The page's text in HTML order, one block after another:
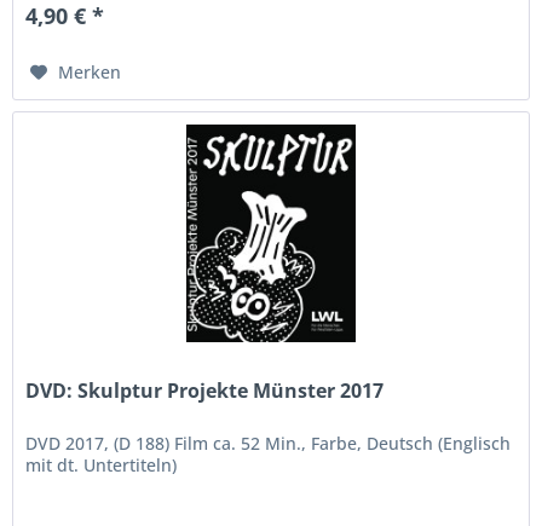
4,90 € *
Merken
DVD: Skulptur Projekte Münster 2017
DVD 2017, (D 188) Film ca. 52 Min., Farbe, Deutsch (Englisch
mit dt. Untertiteln)